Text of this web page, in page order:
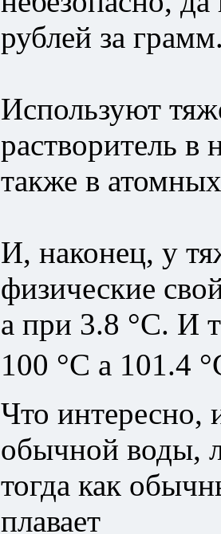
рублей за
Используют
растворитель в
также в
И, наконец, у
физические
а при 3.8 °C. И
100 °C а 101.4
Что интересно,
обычной воды,
тогда как
плавает